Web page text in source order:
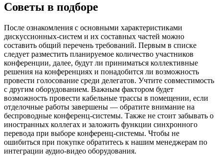
Советы в подборе
После ознакомления с основными характеристиками
дискуссионных-систем и их составных частей можно
составить общий перечень требований. Первым в списке
следует разместить планируемое количество участников
конференции, далее, будут ли приниматься коллективные
решения на конференциях и понадобится ли возможность
провести голосование среди делегатов. Учтите совместимость
с другим оборудованием. Важным фактором будет
возможность провести кабельные трассы в помещении, если
отделочные работы завершены — обратите внимание на
беспроводные конференц-системы. Также не стоит забывать о
иностранных коллегах и заложить функции синхронного
перевода при выборе конференц-системы. Чтобы не
ошибиться при покупке обратитесь к нашим менеджерам по
интеграции аудио-видео оборудования.